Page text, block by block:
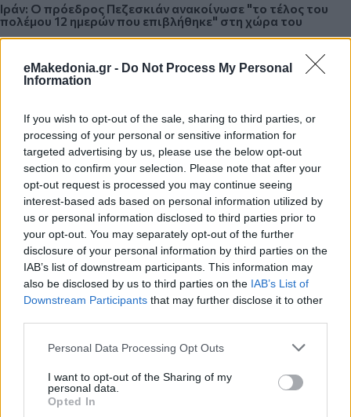
eMakedonia.gr - Do Not Process My Personal
Information
If you wish to opt-out of the sale, sharing to third parties, or
processing of your personal or sensitive information for
targeted advertising by us, please use the below opt-out
section to confirm your selection. Please note that after your
opt-out request is processed you may continue seeing
interest-based ads based on personal information utilized by
us or personal information disclosed to third parties prior to
your opt-out. You may separately opt-out of the further
disclosure of your personal information by third parties on the
IAB’s list of downstream participants. This information may
also be disclosed by us to third parties on the IAB’s List of
Downstream Participants that may further disclose it to other
Please note that this website/app uses one or more Google
not limited to your visit or usage behaviour. You may click to
grant or deny consent to Google and its third-party tags to
use your data for below specified purposes in below Google
Personal Data Processing Opt Outs
I want to opt-out of the Sharing of my
personal data.
Opted In
Ιράν: Ο πρόεδρος Πεζεσκιάν ανακοίνωσε "το τέλος του
πολέμου 12 ημερών που επιβλήθηκε" στη χώρα του
Ο πρόεδρος του Ιράν Μασούντ Πεζεσκιάν ανακοίνωσε
σήμερα το βράδυ "το τέλος του πολέμου 12 ημερών που
επίσημο ιρανικό πρακτορείο ειδήσεων IRNA.
"Σήμερα, μετά την ηρωική αντίσταση του μεγάλου μας
έθνους, που γράφει ιστορία με την αποφασιστικότητά του,
είμαστε μάρτυρες της εφαρμογής μιας εκεχειρίας και του
τέλους του πολέμου αυτού των 12 ημερών που επιβλήθηκε
από τον τυχοδιωκτισμό και την πρόκληση" του Ισραήλ,
γράφει ο Πεζεσκιάν.
Ο Πεζεσκιάν δήλωσε επίσης ότι το κράτος "τρομοκράτης"
του Ισραήλ άρχισε τον πόλεμο και το Ιράν τον τελείωσε με
Κάνε κλικ και δες περισσότεροemakedonia.gr
αναζήτηση τηςGoogle
Πρόσθεσέ το στην